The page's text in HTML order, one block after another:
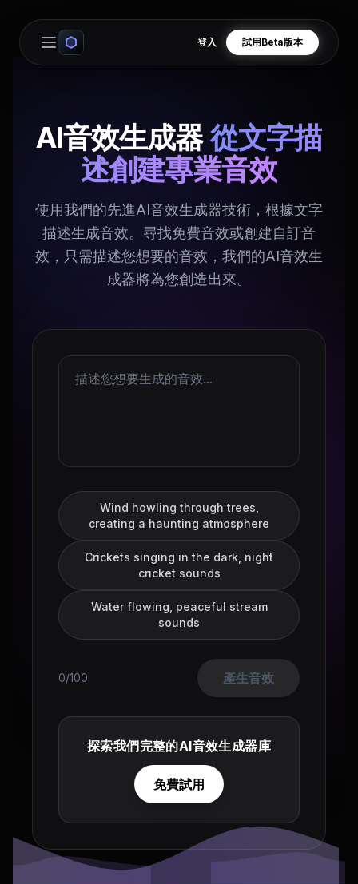
Open main menu
登入 試用Beta版本
AI音效生成器從文字描
述創建專業音效
使用我們的先進AI音效生成器技術，根據文字
描述生成音效。尋找免費音效或創建自訂音
效，只需描述您想要的音效，我們的AI音效生
成器將為您創造出來。
Wind howling through trees,
creating a haunting atmosphere
Crickets singing in the dark, night
cricket sounds
Water flowing, peaceful stream
sounds
0/100 產生音效
探索我們完整的AI音效生成器庫
免費試用